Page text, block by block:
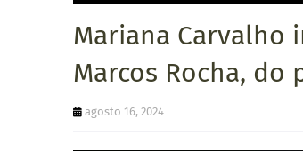
Mariana Carvalho
Marcos Rocha, do
agosto 16, 2024